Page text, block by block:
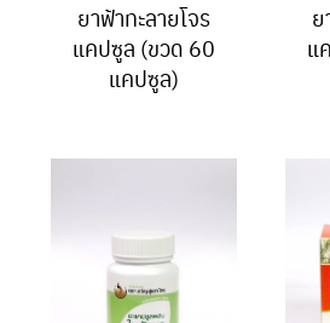
ยาฟ้าทะลายโจร
แคปซูล (ขวด 60
แคปซูล)
ย
แ